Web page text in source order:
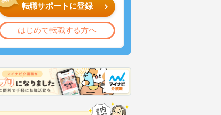
転職サポートに登録
はじめて転職する方へ